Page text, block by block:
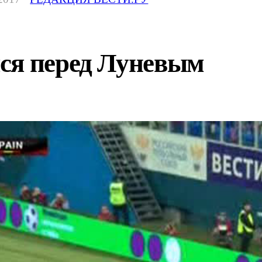
перед Луневым